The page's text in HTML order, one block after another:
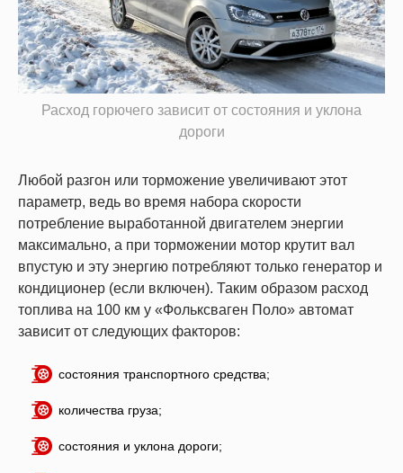
Расход горючего зависит от состояния и уклона
дороги
Любой разгон или торможение увеличивают этот
параметр, ведь во время набора скорости
потребление выработанной двигателем энергии
максимально, а при торможении мотор крутит вал
впустую и эту энергию потребляют только генератор и
кондиционер (если включен). Таким образом расход
топлива на 100 км у «Фольксваген Поло» автомат
зависит от следующих факторов:
состояния транспортного средства;
количества груза;
состояния и уклона дороги;